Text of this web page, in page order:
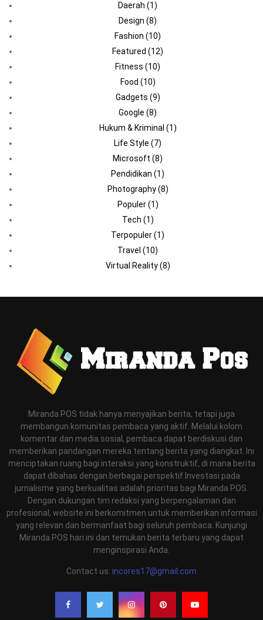
Daerah (1)
Design (8)
Fashion (10)
Featured (12)
Fitness (10)
Food (10)
Gadgets (9)
Google (8)
Hukum & Kriminal (1)
Life Style (7)
Microsoft (8)
Pendidikan (1)
Photography(8)
Populer(1)
Tech (1)
Terpopuler(1)
Travel (10)
Virtual Reality(8)
Miranda POS tidak hanya menyajikan berita, tetapi juga
membangun komunitas pembaca yang aktif. Melalui kolom
komentar dan media sosial, pembaca dapat berdiskusi dan
memberikan pandangan mereka tentang berita yang diangkat. Ini
menciptakan ruang bagi interaksi yang konstruktif, di mana berita
dapat dibahas dengan berbagai perspektif.Investasi pada
jurnalisme yang berkualitas adalah prioritas bagi Miranda POS.
Dengan dukungan tim redaksi yang berpengalaman dan
profesional, website ini berkomitmen untuk memberikan informasi
yang relevan dan bermanfaat bagi seluruh pembaca. Kunjungi
Miranda POS hari ini dan temukan berita terbaru yang dapat
menginspirasi Anda.
Contact us: incores17@gmail.com